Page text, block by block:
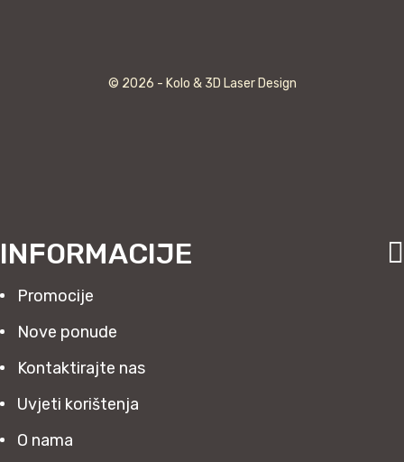
© 2026 - Kolo & 3D Laser Design
INFORMACIJE
Promocije
Nove ponude
Kontaktirajte nas
Uvjeti korištenja
O nama